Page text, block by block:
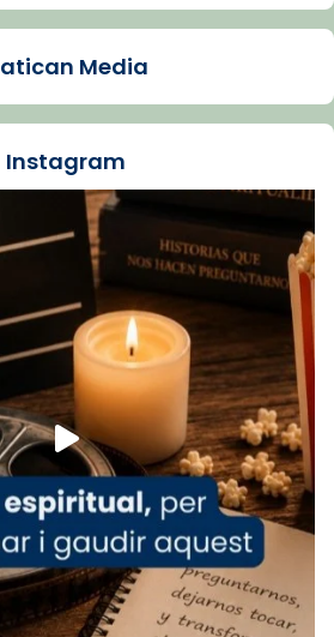
bisbe de Tortosa, ha
de Barcelonais at Catedral
de juliol, ha tingut lloc la
gràcies en agraïment al
de la visita apostòlica
XIV a Barcelona, i als
la Catedral de Barcelona.
el cardenal Joan
presidit la missa i l’ha
auxiliar de Barcelona,
Media
Instagram